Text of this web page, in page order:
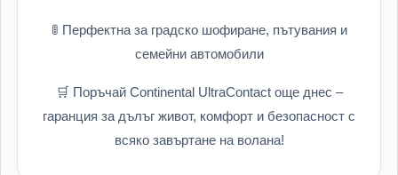
🚦 Перфектна за градско шофиране, пътувания и
семейни автомобили
🛒 Поръчай Continental UltraContact още днес –
гаранция за дълъг живот, комфорт и безопасност с
всяко завъртане на волана!